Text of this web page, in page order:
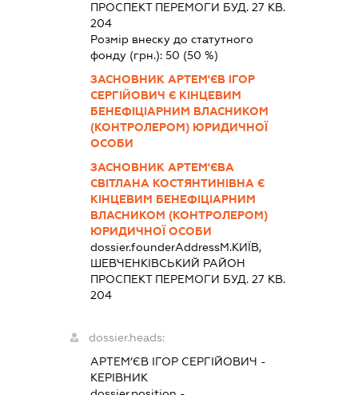
ПРОСПЕКТ ПЕРЕМОГИ БУД. 27 КВ.
204
Розмір внеску до статутного
фонду (грн.):50 (50 %)
ЗАСНОВНИК АРТЕМ'ЄВ ІГОР
СЕРГІЙОВИЧ Є КІНЦЕВИМ
БЕНЕФІЦІАРНИМ ВЛАСНИКОМ
(КОНТРОЛЕРОМ) ЮРИДИЧНОЇ
ОСОБИ
ЗАСНОВНИК АРТЕМ'ЄВА
СВІТЛАНА КОСТЯНТИНІВНА Є
КІНЦЕВИМ БЕНЕФІЦІАРНИМ
ВЛАСНИКОМ (КОНТРОЛЕРОМ)
ЮРИДИЧНОЇ ОСОБИ
dossier.founderAddressМ.КИЇВ,
ШЕВЧЕНКІВСЬКИЙ РАЙОН
ПРОСПЕКТ ПЕРЕМОГИ БУД. 27 КВ.
204
dossier.heads:
АРТЕМ’ЄВ ІГОР СЕРГІЙОВИЧ -
КЕРІВНИК